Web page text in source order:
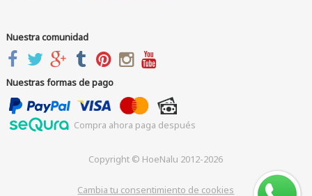
Nuestra comunidad
Nuestras formas de pago
Compra ahora paga después
Copyright © HoeNalu 2012-2026
Cambia tu consentimiento de cookies